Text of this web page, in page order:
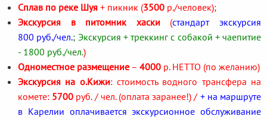
Сплав по реке Шуя + пикник (3500 р./человек);
Экскурсия в питомник хаски(стандарт экскурсия
800 руб./чел.; Экскурсия + треккинг с собакой + чаепитие
- 1800 руб./чел.)
Одноместное размещение – 4000 р. НЕТТО (по желанию)
Экскурсия на о.Кижи: стоимость водного трансфера на
комете: 5700 руб. / чел. (оплата заранее!) / + на маршруте
в Карелии оплачивается экскурсионное обслуживание